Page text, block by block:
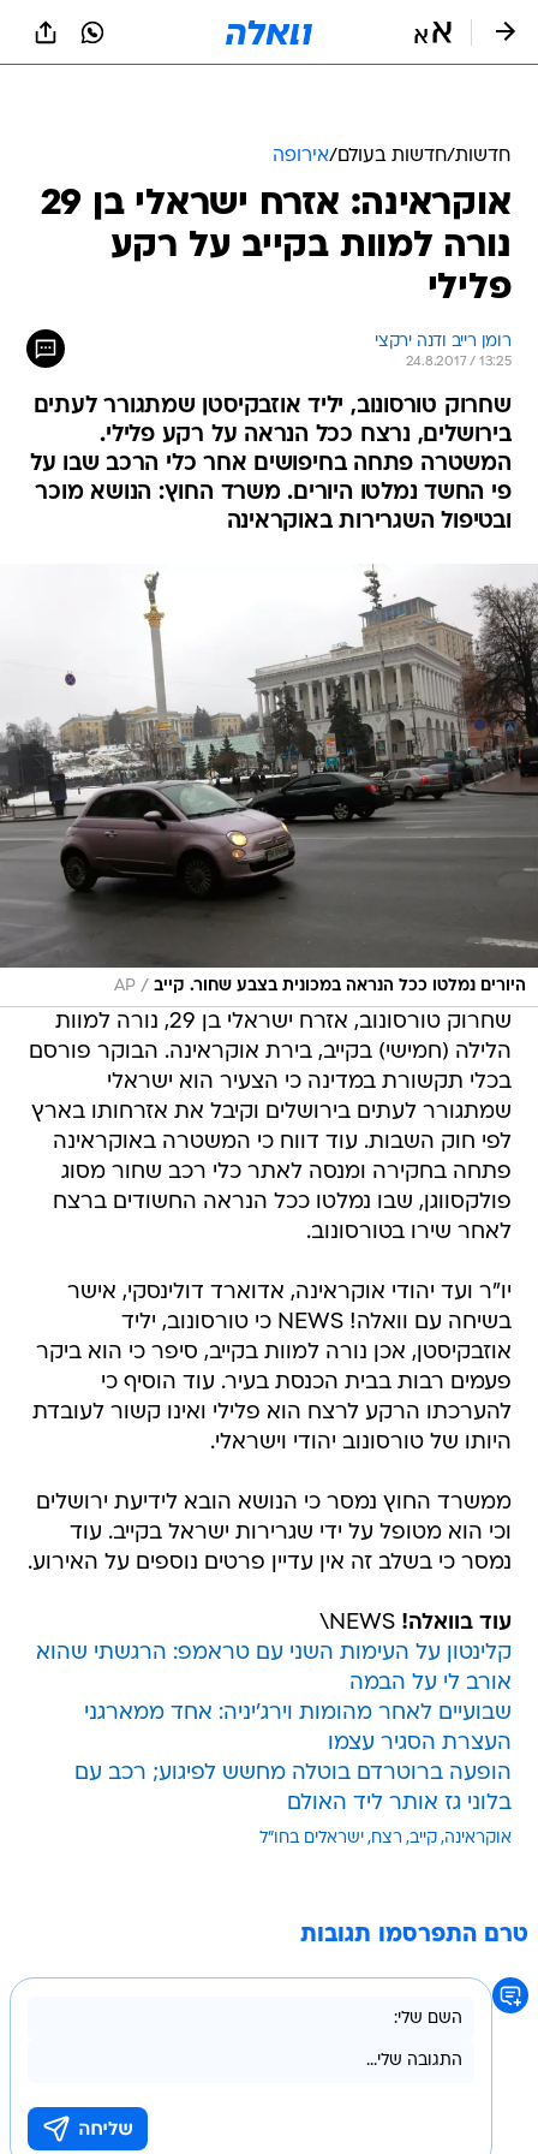
חדשות/חדשות בעולם/אירופה
אוקראינה: אזרח ישראלי בן 29
נורה למוות בקייב על רקע
פלילי
רומן רייב ודנה ירקצי
24.8.2017 / 13:25
שחרוק טורסונוב, יליד אוזבקיסטן שמתגורר לעתים
בירושלים, נרצח ככל הנראה על רקע פלילי.
המשטרה פתחה בחיפושים אחר כלי הרכב שבו על
פי החשד נמלטו היורים. משרד החוץ: הנושא מוכר
ובטיפול השגרירות באוקראינה
היורים נמלטו ככל הנראה במכונית בצבע שחור. קייב /
AP
שחרוק טורסונוב, אזרח ישראלי בן 29, נורה למוות
הלילה (חמישי) בקייב, בירת אוקראינה. הבוקר פורסם
בכלי תקשורת במדינה כי הצעיר הוא ישראלי
שמתגורר לעתים בירושלים וקיבל את אזרחותו בארץ
לפי חוק השבות. עוד דווח כי המשטרה באוקראינה
פתחה בחקירה ומנסה לאתר כלי רכב שחור מסוג
פולקסווגן, שבו נמלטו ככל הנראה החשודים ברצח
לאחר שירו בטורסונוב.
יו"ר ועד יהודי אוקראינה, אדוארד דולינסקי, אישר
בשיחה עם וואלה! NEWS כי טורסונוב, יליד
אוזבקיסטן, אכן נורה למוות בקייב, סיפר כי הוא ביקר
פעמים רבות בבית הכנסת בעיר. עוד הוסיף כי
להערכתו הרקע לרצח הוא פלילי ואינו קשור לעובדת
היותו של טורסונוב יהודי וישראלי.
ממשרד החוץ נמסר כי הנושא הובא לידיעת ירושלים
וכי הוא מטופל על ידי שגרירות ישראל בקייב. עוד
נמסר כי בשלב זה אין עדיין פרטים נוספים על האירוע.
עוד בוואלה! NEWS\
קלינטון על העימות השני עם טראמפ: הרגשתי שהוא
אורב לי על הבמה
שבועיים לאחר מהומות וירג'יניה: אחד ממארגני
העצרת הסגיר עצמו
הופעה ברוטרדם בוטלה מחשש לפיגוע; רכב עם
בלוני גז אותר ליד האולם
אוקראינה קייב רצח ישראלים בחו"ל
טרם התפרסמו תגובות